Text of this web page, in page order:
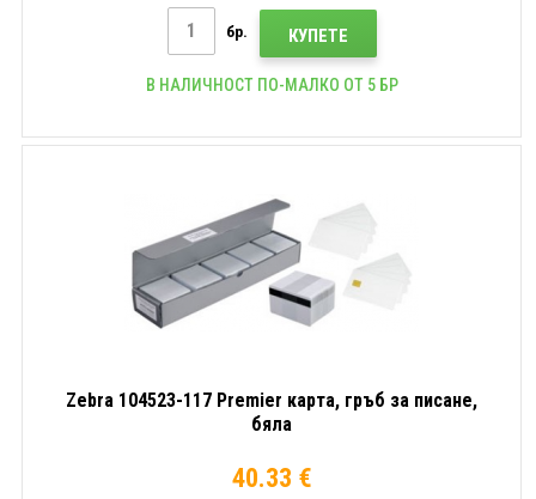
бр. КУПЕТЕ
В НАЛИЧНОСТ ПО-МАЛКО ОТ 5 БР
Zebra 104523-117 Premier карта, гръб за писане,
бяла
40.33 €